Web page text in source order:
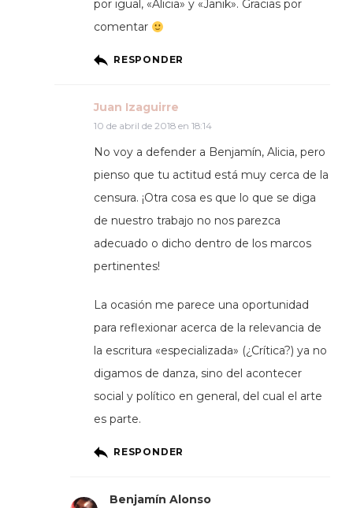
por igual, «Alicia» y «Janik». Gracias por
comentar
RESPONDER
Juan Izaguirre
10 de abril de 2018 en 18:14
No voy a defender a Benjamín, Alicia, pero
pienso que tu actitud está muy cerca de la
censura. ¡Otra cosa es que lo que se diga
de nuestro trabajo no nos parezca
adecuado o dicho dentro de los marcos
pertinentes!
La ocasión me parece una oportunidad
para reflexionar acerca de la relevancia de
la escritura «especializada» (¿Crítica?) ya no
digamos de danza, sino del acontecer
social y político en general, del cual el arte
es parte.
RESPONDER
Benjamín Alonso